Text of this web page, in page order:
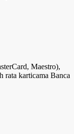
Maestro),
karticama Banca